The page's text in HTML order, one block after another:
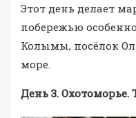
Этот день делает
побережью
Колымы, посёлок
море.
День 3. Охотоморье.